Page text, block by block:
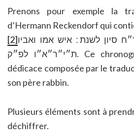
Prenons pour exemple la
d’Hermann Reckendorf qui
[2]סיון לשנת ׃ איש אמו ואביו
ת״י״ר״א״ו לפ״ק. Ce chronogramme clôture une
dédicace composée par le
son père rabbin.
Plusieurs éléments sont à
déchiffrer.